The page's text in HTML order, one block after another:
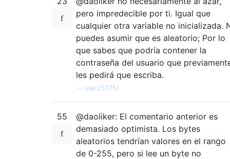
pero impredecible por ti. Igual que
cualquier otra variable no inicializada.
puedes asumir que es aleatorio; Por lo
que sabes que podría contener la
contraseña del usuario que
les pedirá que escriba.
user253751
55
@daoliker: El comentario anterior es
demasiado optimista. Los bytes
aleatorios tendrían valores en el rango
de 0-255, pero si lee un byte no